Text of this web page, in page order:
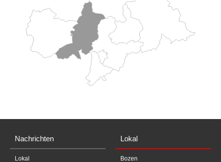
Nachrichten
Lokal
Lokal
Bozen